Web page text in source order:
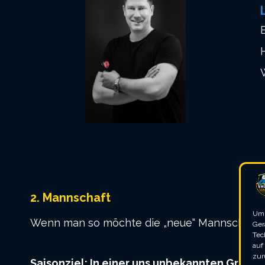
auf
2. Mannschaft
Wenn man so möchte die „neue“